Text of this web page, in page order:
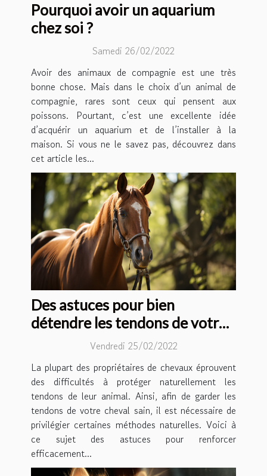
Pourquoi avoir un aquarium
chez soi ?
Samedi 26/02/2022
Avoir des animaux de compagnie est une très
bonne chose. Mais dans le choix d’un animal de
compagnie, rares sont ceux qui pensent aux
poissons. Pourtant, c’est une excellente idée
d’acquérir un aquarium et de l’installer à la
maison. Si vous ne le savez pas, découvrez dans
cet article les...
Des astuces pour bien
détendre les tendons de votre
Vendredi 25/02/2022
La plupart des propriétaires de chevaux éprouvent
des difficultés à protéger naturellement les
tendons de leur animal. Ainsi, afin de garder les
tendons de votre cheval sain, il est nécessaire de
privilégier certaines méthodes naturelles. Voici à
ce sujet des astuces pour renforcer
efficacement...